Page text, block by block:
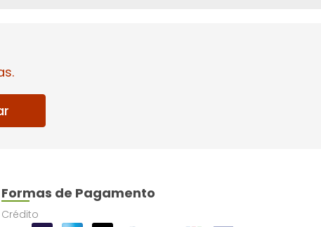
Formas de Pagamento
Crédito